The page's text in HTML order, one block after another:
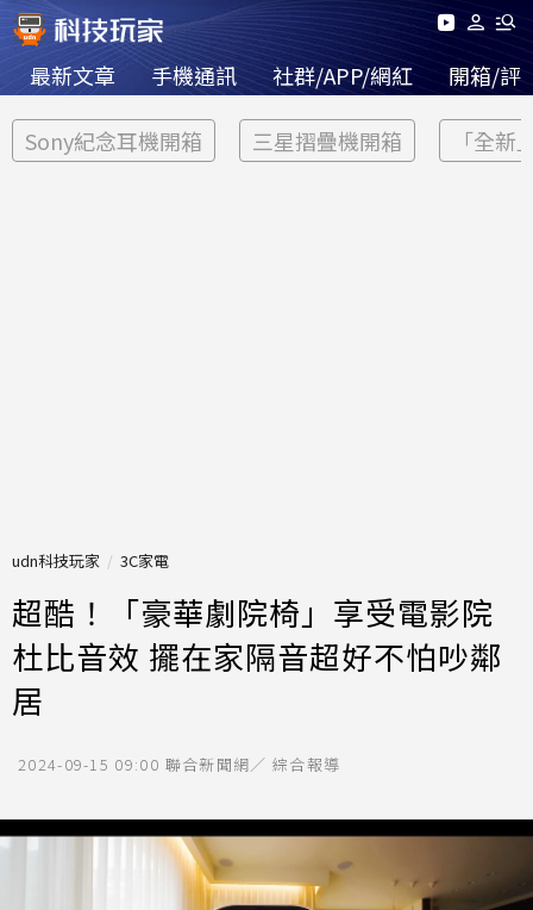
最新文章 手機通訊 社群/APP/網紅 開箱/評
Sony紀念耳機開箱 三星摺疊機開箱 「全新
udn科技玩家 3C家電
超酷！「豪華劇院椅」享受電影院
杜比音效 擺在家隔音超好不怕吵鄰
居
2024-09-15 09:00 聯合新聞網／ 綜合報導